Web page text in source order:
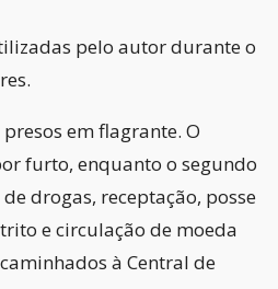
pelo autor durante o
em flagrante. O
furto, enquanto o segundo
drogas, receptação, posse
e circulação de moeda
à Central de